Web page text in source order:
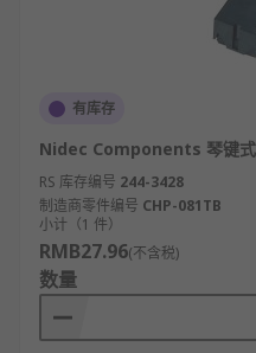
见于电路板调试和功
计，可以设置多个档
常用于需要精确调节
拨码式DIP开关：拨码
的方式改变状态，每
计便于快速设置，广
直插式DIP开关：直插
或拔出跳线帽来改变
靠，适合需要长期稳定
有库存
Nidec Components 琴键
RS 库存编号 244-3428
制造商零件编号 CHP-081TB
小计（1 件）
RMB27.96(不含税)
数量